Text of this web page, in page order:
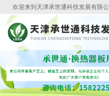
欢迎来到天津承世通科技发展有限公